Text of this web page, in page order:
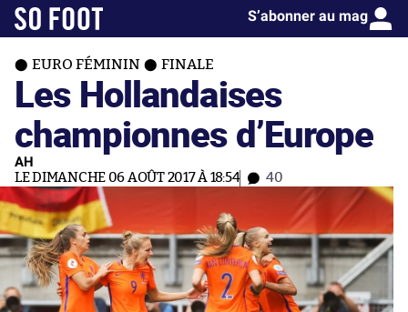
S’abonner au mag
EURO FÉMININ FINALE
Les Hollandaises
championnes d’Europe
AH
LE DIMANCHE 06 AOÛT 2017 À 18:54 40